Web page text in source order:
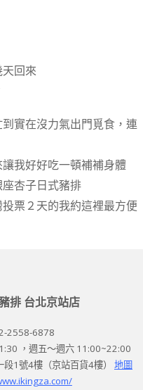
回來
實在沒力氣出門覓食，連
我好好吃一頓補補身體
杏子日式豬排
票２天的我約這裡最方便
排 台北京站店
2558-6878
，週五～週六 11:00~22:00
1號4樓（京站百貨4樓） 地圖